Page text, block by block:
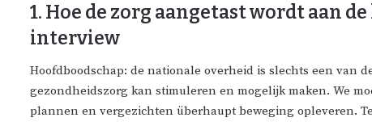
1. Hoe de zorg aangetast wordt aan
interview
Hoofdboodschap: de nationale overheid is slechts een van
gezondheidszorg kan stimuleren en mogelijk maken. We
plannen en vergezichten überhaupt beweging opleveren.